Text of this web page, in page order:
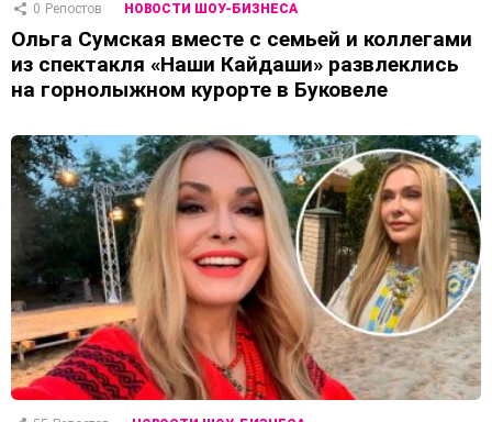
0 Репостов НОВОСТИ ШОУ-БИЗНЕСА
Ольга Сумская вместе с семьей и коллегами
из спектакля «Наши Кайдаши» развлеклись
на горнолыжном курорте в Буковеле